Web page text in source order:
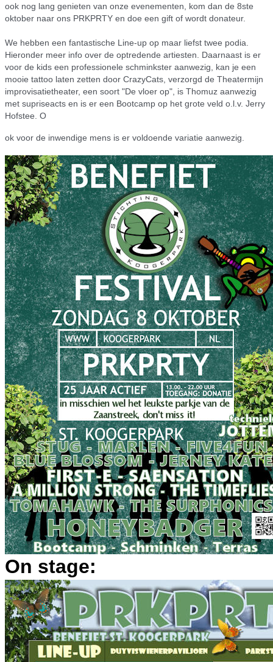
ook nog lang genieten van onze evenementen, kom dan de 8ste
oktober naar ons PRKPRTY en doe een gift of wordt donateur.
We hebben een fantastische Line-up op maar liefst twee podia.
Hieronder meer info over de optredende artiesten. Daarnaast is er
voor de kids een professionele schminkster aanwezig, kan je een
mooie tattoo laten zetten door CrazyCats, verzorgd de Theatermijn
improvisatietheater, een soort "De vloer op", is Thomuz aanwezig
met supriseacts en is er een Bootcamp op het grote veld o.l.v. Jerry
Hofstee. O
ok voor de inwendige mens is er voldoende variatie aanwezig.
On stage: